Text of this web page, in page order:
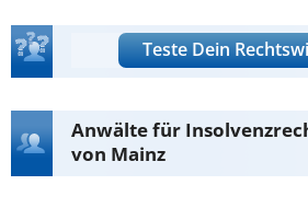
Teste Dein
Anwälte für
von Mainz